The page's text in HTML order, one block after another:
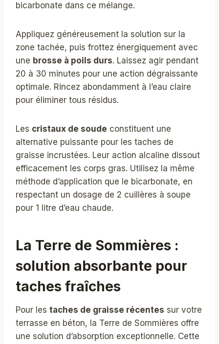
bicarbonate dans ce mélange.
Appliquez généreusement la solution sur la
zone tachée, puis frottez énergiquement avec
une brosse à poils durs. Laissez agir pendant
20 à 30 minutes pour une action dégraissante
optimale. Rincez abondamment à l’eau claire
pour éliminer tous résidus.
Les cristaux de soude constituent une
alternative puissante pour les taches de
graisse incrustées. Leur action alcaline dissout
efficacement les corps gras. Utilisez la même
méthode d’application que le bicarbonate, en
respectant un dosage de 2 cuillères à soupe
pour 1 litre d’eau chaude.
La Terre de Sommières :
solution absorbante pour
taches fraîches
Pour les taches de graisse récentes sur votre
terrasse en béton, la Terre de Sommières offre
une solution d’absorption exceptionnelle. Cette